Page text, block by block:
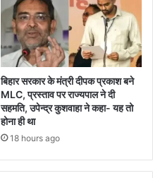
बिहार सरकार के मंत्री दीपक प्रकाश बने
MLC, प्रस्ताव पर राज्यपाल ने दी
सहमति, उपेन्द्र कुशवाहा ने कहा- यह तो
होना ही था
18 hours ago